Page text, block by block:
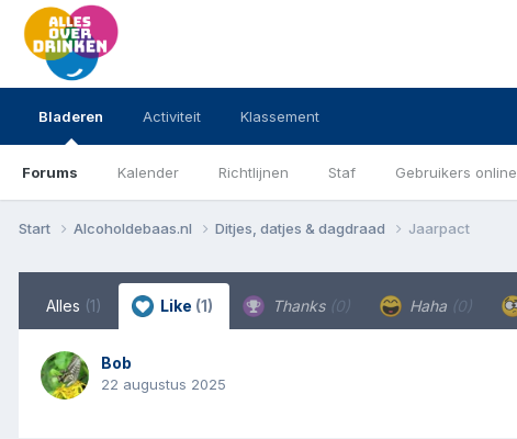
Bladeren
Forums Kalender Richtlijnen Staf Gebruikers online
Activiteit Klassement
Start Alcoholdebaas.nl Ditjes, datjes & dagdraad Jaarpact
Alles (1) Like (1) Thanks (0) Haha (0)
Bob
22 augustus 2025